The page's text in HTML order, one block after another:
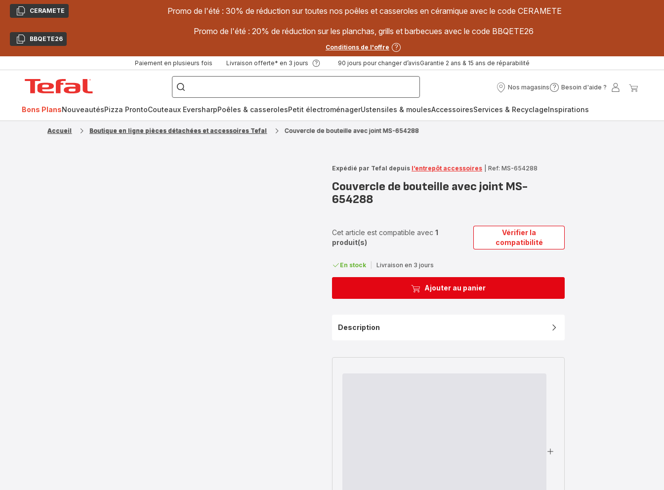
CopierCERAMETE Promo de l'été : 30% de réduction sur toutes nos poêles et casseroles en céramique avec le code CERAMETE
CopierBBQETE26
Promo de l'été : 20% de réduction sur les planchas, grills et barbecues avec le code BBQETE26
Conditions de l'offre
Paiement en plusieurs fois Livraison offerte* en 3 jours 90 jours pour changer d’avisGarantie 2 ans & 15 ans de réparabilité
["Poêles
inox,
Cake
Factory,
Nos magasins
Nos
Besoin d'aide ?
Besoin
?
Mon
Bons PlansNouveautésPizza ProntoCouteaux EversharpPoêles & casserolesPetit électroménagerUstensiles & moulesAccessoiresServices & RecyclageInspirations
Accueil Boutique en ligne pièces détachées et accessoires Tefal Couvercle de bouteille avec joint MS-654288
Expédié par Tefal depuis l’entrepôt accessoires Ref: MS-654288
Couvercle de bouteille avec joint MS-
654288
Cet article est compatible avec 1
produit(s)
Vérifier la
compatibilité
En stock Livraison en 3 jours
Ajouter au panier
Description